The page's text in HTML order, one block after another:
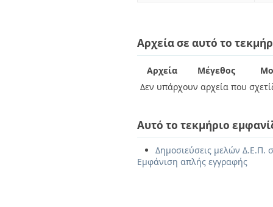
Αρχεία σε αυτό το
Αρχεία Μέγεθος
Δεν υπάρχουν αρχεία που
Αυτό το τεκμήριο
Δημοσιεύσεις μελών Δ.Ε.Π.
Εμφάνιση απλής εγγραφής